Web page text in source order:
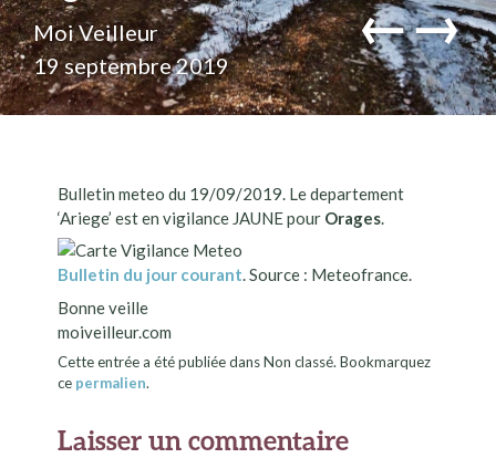
Moi Veilleur
19 septembre 2019
←→
Bulletin meteo du 19/09/2019. Le departement
‘Ariege’ est en vigilance JAUNE pour Orages.
Bulletin du jour courant. Source : Meteofrance.
Bonne veille
moiveilleur.com
Cette entrée a été publiée dans Non classé. Bookmarquez
ce permalien.
Laisser un commentaire